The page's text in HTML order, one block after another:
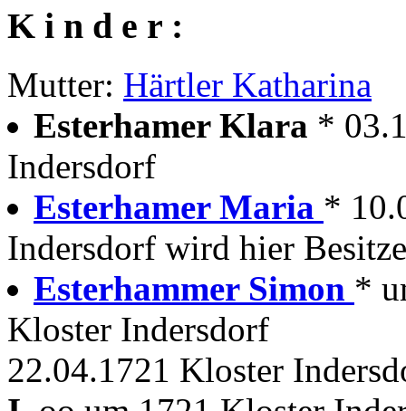
K i n d e r :
Mutter: Härtler Katharina
Esterhamer Klara *
Indersdorf
Esterhamer Maria *
Indersdorf wird hier
Esterhammer Simon *
Kloster Indersdorf
22.04.1721 Kloster